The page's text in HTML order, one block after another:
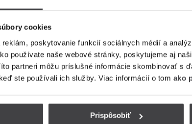
cookies
reklám, poskytovanie funkcií sociálnych médií a
používate naše webové stránky, poskytujeme aj
partneri môžu príslušné informácie skombinovať s
ste používali ich služby. Viac informácií o tom ako
Prispôsobiť
tejto kampane
zakúpeného modemu od Poskytovateľa podľa platnej